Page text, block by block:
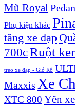
Mũ Royal Pedan
Phụ kiện khác
tăng xe đạp
700cRuột
treo xe đạp - Giỏ Rổ
Maxxis Xe
XTC 800 Yên